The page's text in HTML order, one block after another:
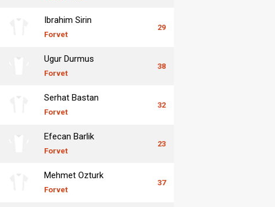
Ibrahim Sirin
Forvet
29
Ugur Durmus
Forvet
38
Serhat Bastan
Forvet
32
Efecan Barlik
Forvet
23
Mehmet Ozturk
Forvet
37